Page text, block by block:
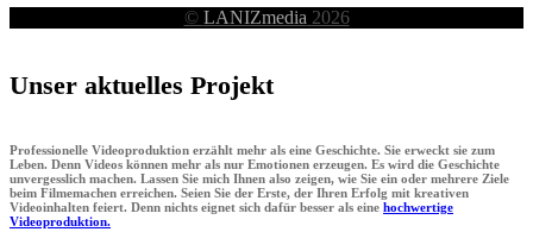
© LANIZmedia 2026
Unser aktuelles Projekt
Professionelle Videoproduktion erzählt mehr als eine Geschichte. Sie erweckt sie zum
Leben. Denn Videos können mehr als nur Emotionen erzeugen. Es wird die Geschichte
unvergesslich machen. Lassen Sie mich Ihnen also zeigen, wie Sie ein oder mehrere Ziele
beim Filmemachen erreichen. Seien Sie der Erste, der Ihren Erfolg mit kreativen
Videoinhalten feiert. Denn nichts eignet sich dafür besser als eine hochwertige
Videoproduktion.